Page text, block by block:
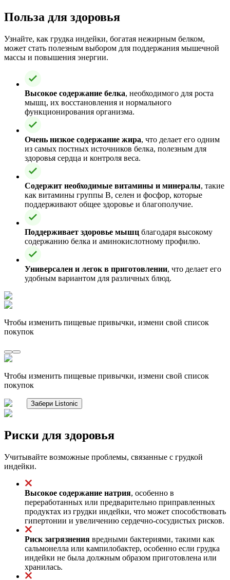
Польза для здоровья
Узнайте, как грудка индейки, богатая нежирным белком,
может стать полезным выбором для поддержания мышечной
массы и повышения энергии.
Высокое содержание белка, необходимого для роста
мышц, их восстановления и нормального
функционирования организма.
Очень низкое содержание жира, что делает его одним
из самых постных источников белка, полезным для
здоровья сердца и контроля веса.
Содержит необходимые витамины и минералы, такие
как витамины группы B, селен и фосфор, которые
поддерживают общее здоровье и благополучие.
Поддерживает здоровье мышц благодаря высокому
содержанию белка и аминокислотному профилю.
Универсален и легок в приготовлении, что делает его
удобным вариантом для различных блюд.
Чтобы изменить пищевые привычки, измени свой список
покупок
Чтобы изменить пищевые привычки, измени свой список
покупок
Забери Listonic
Риски для здоровья
Учитывайте возможные проблемы, связанные с грудкой
индейки.
Высокое содержание натрия, особенно в
переработанных или предварительно приправленных
продуктах из грудки индейки, что может способствовать
гипертонии и увеличению сердечно-сосудистых рисков.
Риск загрязнения вредными бактериями, такими как
сальмонелла или кампилобактер, особенно если грудка
индейки не была должным образом приготовлена или
хранилась.